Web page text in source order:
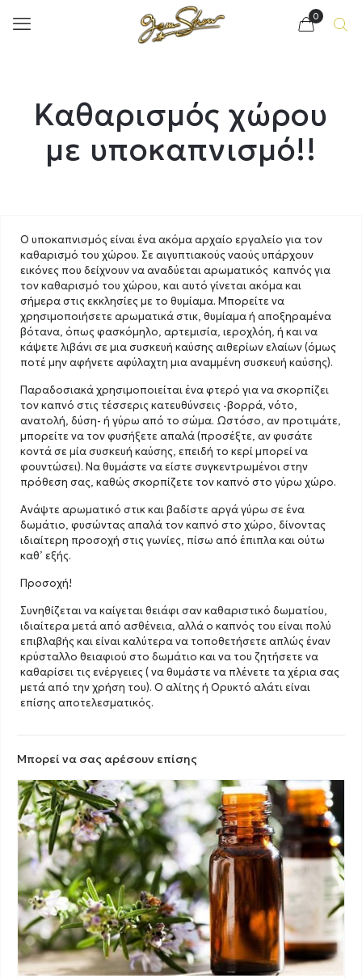
0
Καθαρισμός χώρου
με υποκαπνισμό!!
Ο υποκαπνισμός είναι ένα ακόμα αρχαίο εργαλείο για τον
καθαρισμό του χώρου. Σε αιγυπτιακούς ναούς υπάρχουν
εικόνες που δείχνουν να αναδύεται αρωματικός καπνός για
τον καθαρισμό του χώρου, και αυτό γίνεται ακόμα και
σήμερα στις εκκλησίες με το θυμίαμα. Μπορείτε να
χρησιμοποιήσετε αρωματικά στικ, θυμίαμα ή αποξηραμένα
βότανα, όπως φασκόμηλο, αρτεμισία, ιεροχλόη, ή και να
κάψετε λιβάνι σε μια συσκευή καύσης αιθερίων ελαίων (όμως
ποτέ μην αφήνετε αφύλαχτη μια αναμμένη συσκευή καύσης).
Παραδοσιακά χρησιμοποιείται ένα φτερό για να σκορπίζει
τον καπνό στις τέσσερις κατευθύνσεις -βορρά, νότο,
ανατολή, δύση- ή γύρω από το σώμα. Ωστόσο, αν προτιμάτε,
μπορείτε να τον φυσήξετε απαλά (προσέξτε, αν φυσάτε
κοντά σε μία συσκευή καύσης, επειδή το κερί μπορεί να
φουντώσει). Να θυμάστε να είστε συγκεντρωμένοι στην
πρόθεση σας, καθώς σκορπίζετε τον καπνό στο γύρω χώρο.
Ανάψτε αρωματικό στικ και βαδίστε αργά γύρω σε ένα
δωμάτιο, φυσώντας απαλά τον καπνό στο χώρο, δίνοντας
ιδιαίτερη προσοχή στις γωνίες, πίσω από έπιπλα και ούτω
καθ’ εξής.
Προσοχή!
Συνηθίζεται να καίγεται θειάφι σαν καθαριστικό δωματίου,
ιδιαίτερα μετά από ασθένεια, αλλά ο καπνός του είναι πολύ
επιβλαβής και είναι καλύτερα να τοποθετήσετε απλώς έναν
κρύσταλλο θειαφιού στο δωμάτιο και να του ζητήσετε να
καθαρίσει τις ενέργειες ( να θυμάστε να πλένετε τα χέρια σας
μετά από την χρήση του). Ο αλίτης ή Ορυκτό αλάτι είναι
επίσης αποτελεσματικός.
Μπορεί να σας αρέσουν επίσης